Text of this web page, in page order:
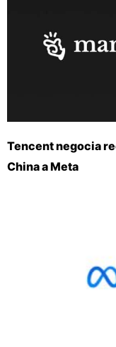
Tencent negocia
China a Meta